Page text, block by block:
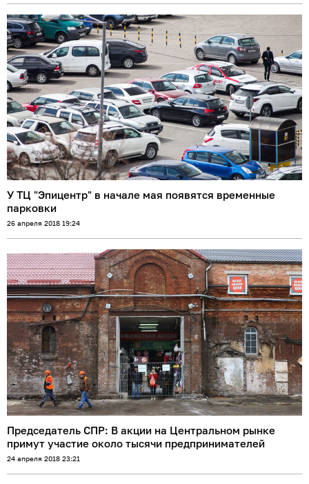
У ТЦ "Эпицентр" в начале мая появятся временные
парковки
26 апреля 2018 19:24
Председатель СПР: В акции на Центральном рынке
примут участие около тысячи предпринимателей
24 апреля 2018 23:21